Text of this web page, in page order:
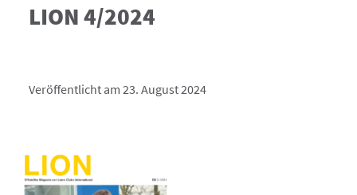
LION 4/2024
Veröffentlicht am 23. August 2024